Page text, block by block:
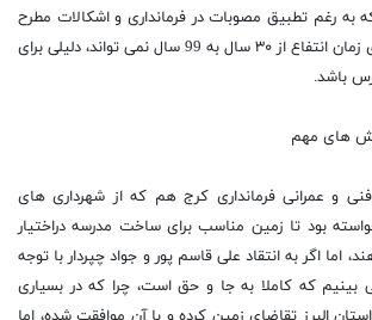
به رغم تطبیق مصوبات در فرمانداری و اشکالات مطرح
شده در لایحه جدید برای زمان انتفاع از ۳۰ سال به 99 سال نمی تواند، دلیلی برای
باشد.
های مهم
و عمرانی فرمانداری کرج هم که از شهرداری های
بود تا زمین مناسب برای ساخت مدرسه دراختیار
اما اگر به انتقاد علی قاسم پور و جواد چپردار با توجه
که کاملا به جا و حق است، چرا که در بسیاری